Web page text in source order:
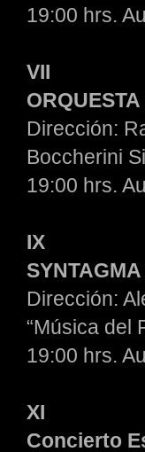
19:00 hrs.
VII
Dirección:
Boccherini
19:00 hrs.
IX
Dirección:
“Música del
19:00 hrs.
XI
Concierto